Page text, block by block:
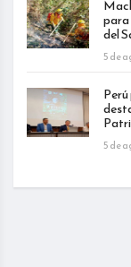
del
5 de
5 de